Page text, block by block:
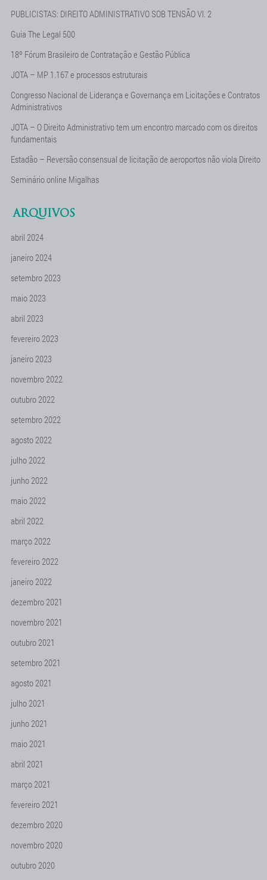
PUBLICISTAS: DIREITO ADMINISTRATIVO SOB TENSÃO Vl. 2
Guia The Legal 500
18º Fórum Brasileiro de Contratação e Gestão Pública
JOTA – MP 1.167 e processos estruturais
Congresso Nacional de Liderança e Governança em Licitações e Contratos
Administrativos
JOTA – O Direito Administrativo tem um encontro marcado com os direitos
fundamentais
Estadão – Reversão consensual de licitação de aeroportos não viola Direito
Seminário online Migalhas
ARQUIVOS
abril 2024
janeiro 2024
setembro 2023
maio 2023
abril 2023
fevereiro 2023
janeiro 2023
novembro 2022
outubro 2022
setembro 2022
agosto 2022
julho 2022
junho 2022
maio 2022
abril 2022
março 2022
fevereiro 2022
janeiro 2022
dezembro 2021
novembro 2021
outubro 2021
setembro 2021
agosto 2021
julho 2021
junho 2021
maio 2021
abril 2021
março 2021
fevereiro 2021
dezembro 2020
novembro 2020
outubro 2020